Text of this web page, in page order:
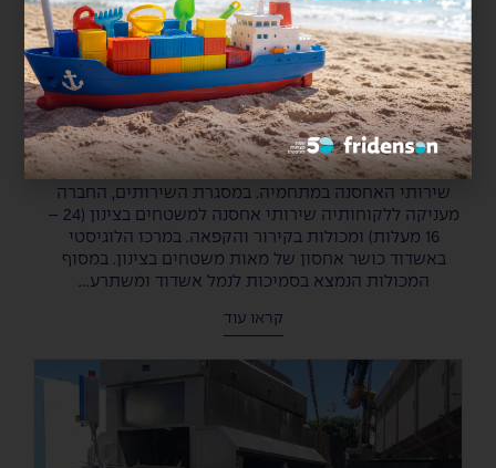
פרידנזון מרחיבה את השירותים באחסנה –
משטחים בצינון ומכולות בקירור והקפאה
פרידנזון מרחיבה את השירותים באחסנה – משטחים בצינון
ומכולות בקירור והקפאה. קבוצת פרידנזון, מרחיבה את
שירותי האחסנה במתחמיה. במסגרת השירותים, החברה
מעניקה ללקוחותיה שירותי אחסנה למשטחים בצינון (24 –
16 מעלות) ומכולות בקירור והקפאה. במרכז הלוגיסטי
באשדוד כושר אחסון של מאות משטחים בצינון. במסוף
המכולות הנמצא בסמיכות לנמל אשדוד ומשתרע...
קראו עוד